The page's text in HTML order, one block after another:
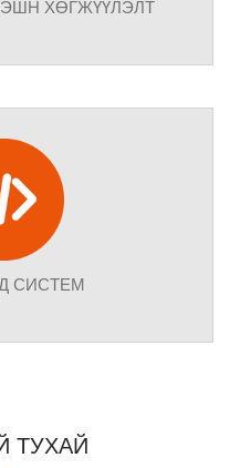
ХӨГЖҮҮЛЭЛТ
зэрэг ухаалаг гар
зориулсан мобайл
хөгжүүлнэ.
СИСТЕМ
бүтсэн систем болох
суурилсан гэрийн
ТУХАЙ